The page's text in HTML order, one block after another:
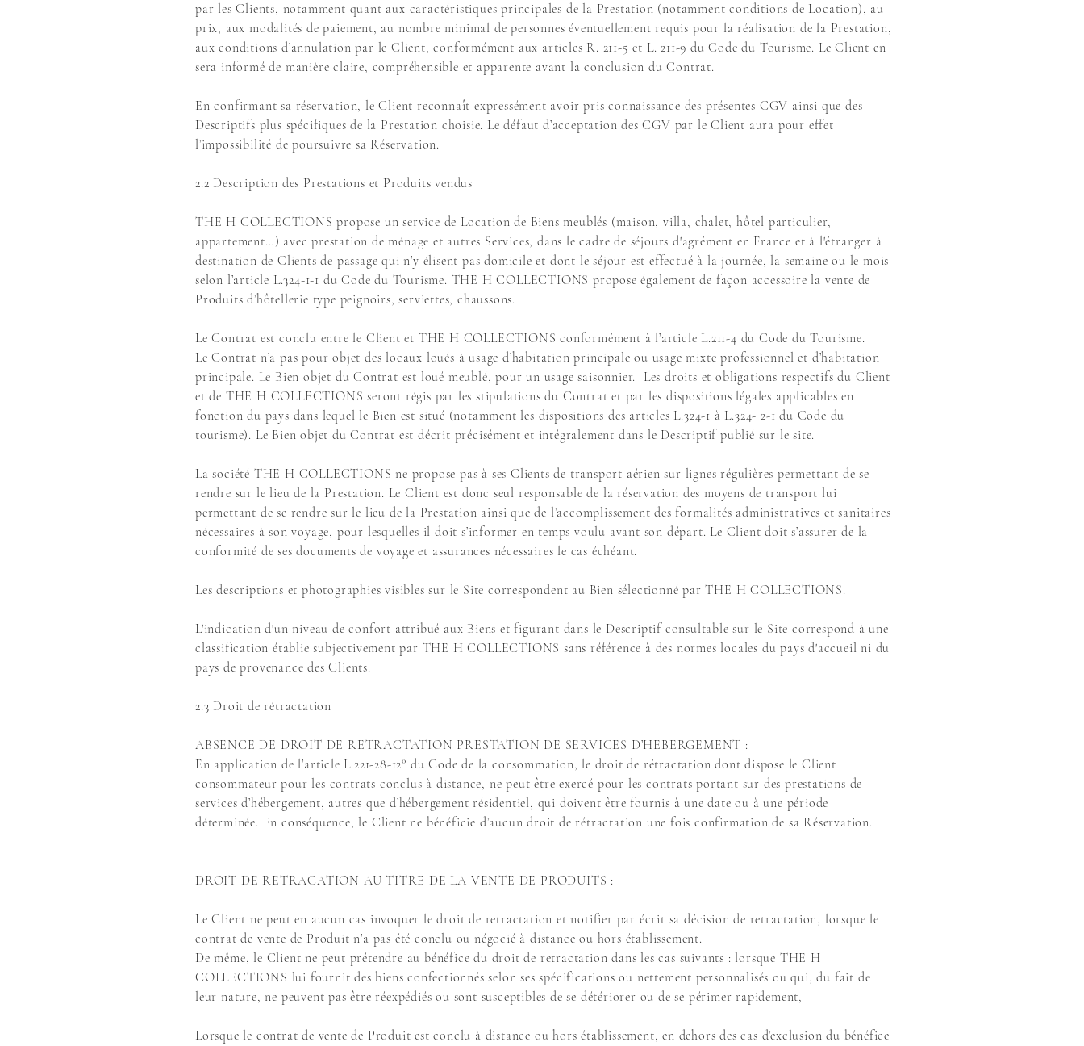
par les Clients, notamment quant aux caractéristiques principales de la Prestation (notamment conditions de Location), au
prix, aux modalités de paiement, au nombre minimal de personnes éventuellement requis pour la réalisation de la Prestation,
aux conditions d’annulation par le Client, conformément aux articles R. 211-5 et L. 211-9 du Code du Tourisme. Le Client en
sera informé de manière claire, compréhensible et apparente avant la conclusion du Contrat.
En confirmant sa réservation, le Client reconnaît expressément avoir pris connaissance des présentes CGV ainsi que des
Descriptifs plus spécifiques de la Prestation choisie. Le défaut d’acceptation des CGV par le Client aura pour effet
l’impossibilité de poursuivre sa Réservation.
2.2 Description des Prestations et Produits vendus
THE H COLLECTIONS propose un service de Location de Biens meublés (maison, villa, chalet, hôtel particulier,
appartement…) avec prestation de ménage et autres Services, dans le cadre de séjours d'agrément en France et à l'étranger à
destination de Clients de passage qui n’y élisent pas domicile et dont le séjour est effectué à la journée, la semaine ou le mois
selon l’article L.324-1-1 du Code du Tourisme. THE H COLLECTIONS propose également de façon accessoire la vente de
Produits d’hôtellerie type peignoirs, serviettes, chaussons.
Le Contrat est conclu entre le Client et THE H COLLECTIONS conformément à l’article L.211-4 du Code du Tourisme.
Le Contrat n’a pas pour objet des locaux loués à usage d’habitation principale ou usage mixte professionnel et d’habitation
principale. Le Bien objet du Contrat est loué meublé, pour un usage saisonnier. Les droits et obligations respectifs du Client
et de THE H COLLECTIONS seront régis par les stipulations du Contrat et par les dispositions légales applicables en
fonction du pays dans lequel le Bien est situé (notamment les dispositions des articles L.324-1 à L.324- 2-1 du Code du
tourisme). Le Bien objet du Contrat est décrit précisément et intégralement dans le Descriptif publié sur le site.
La société THE H COLLECTIONS ne propose pas à ses Clients de transport aérien sur lignes régulières permettant de se
rendre sur le lieu de la Prestation. Le Client est donc seul responsable de la réservation des moyens de transport lui
permettant de se rendre sur le lieu de la Prestation ainsi que de l’accomplissement des formalités administratives et sanitaires
nécessaires à son voyage, pour lesquelles il doit s’informer en temps voulu avant son départ. Le Client doit s’assurer de la
conformité de ses documents de voyage et assurances nécessaires le cas échéant.
Les descriptions et photographies visibles sur le Site correspondent au Bien sélectionné par THE H COLLECTIONS.
L'indication d'un niveau de confort attribué aux Biens et figurant dans le Descriptif consultable sur le Site correspond à une
classification établie subjectivement par THE H COLLECTIONS sans référence à des normes locales du pays d'accueil ni du
pays de provenance des Clients.
2.3 Droit de rétractation
ABSENCE DE DROIT DE RETRACTATION PRESTATION DE SERVICES D’HEBERGEMENT :
En application de l’article L.221-28-12° du Code de la consommation, le droit de rétractation dont dispose le Client
consommateur pour les contrats conclus à distance, ne peut être exercé pour les contrats portant sur des prestations de
services d’hébergement, autres que d’hébergement résidentiel, qui doivent être fournis à une date ou à une période
déterminée. En conséquence, le Client ne bénéficie d’aucun droit de rétractation une fois confirmation de sa Réservation.
DROIT DE RETRACATION AU TITRE DE LA VENTE DE PRODUITS :
Le Client ne peut en aucun cas invoquer le droit de retractation et notifier par écrit sa décision de retractation, lorsque le
contrat de vente de Produit n’a pas été conclu ou négocié à distance ou hors établissement.
De même, le Client ne peut prétendre au bénéfice du droit de retractation dans les cas suivants : lorsque THE H
COLLECTIONS lui fournit des biens confectionnés selon ses spécifications ou nettement personnalisés ou qui, du fait de
leur nature, ne peuvent pas être réexpédiés ou sont susceptibles de se détériorer ou de se périmer rapidement,
Lorsque le contrat de vente de Produit est conclu à distance ou hors établissement, en dehors des cas d’exclusion du bénéfice